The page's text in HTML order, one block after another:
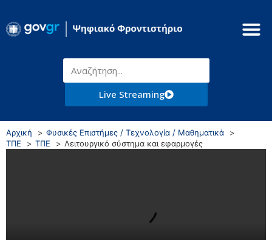
Live Streaming
Αρχική
Φυσικές Επιστήμες / Τεχνολογία / Μαθηματικά
ΤΠΕ
ΤΠΕ Λειτουργικό σύστημα και εφαρμογές